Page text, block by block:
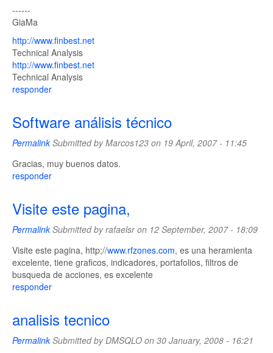
------
GiaMa
http://www.finbest.net
Technical Analysis
http://www.finbest.net
Technical Analysis
responder
Software análisis técnico
PermalinkSubmitted byMarcos123 on 19 April, 2007 - 11:45
Gracias, muy buenos datos.
responder
Visite este pagina,
PermalinkSubmitted byrafaelsron 12 September, 2007 - 18:09
Visite este pagina, http;//www.rfzones.com, es una heramienta
excelente, tiene graficos, indicadores, portafolios, filtros de
busqueda de acciones, es excelente
responder
analisis tecnico
PermalinkSubmitted byDMSQLO on 30 January, 2008 - 16:21